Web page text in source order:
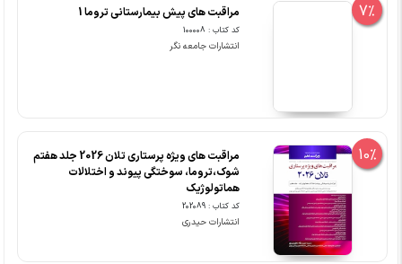
7% مراقبت های پیش بیمارستانی تروما 1
کد کتاب : 100008
انتشارات جامعه نگر
10%
مراقبت های ویژه پرستاری تلان 2026 جلد هفتم
شوک،تروما، سوختگی پیوند و اختلالات
هماتولوژیک
کد کتاب : 202089
انتشارات حیدری